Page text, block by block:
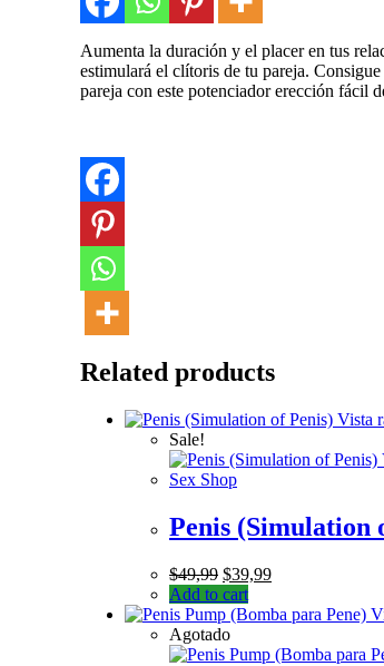
Aumenta la duración y el placer en tus
estimulará el clítoris de tu pareja.
pareja con este potenciador erección fácil
Related products
Vista
Sale!
Sex Shop
Penis (Simulation
$49,99 $39,99
Add to cart
Agotado